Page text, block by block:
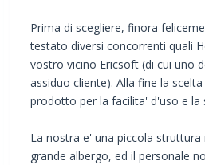
Prima di scegliere, finora
testato diversi concorrenti quali
vostro vicino Ericsoft (di cui uno
assiduo cliente). Alla fine la
prodotto per la facilita' d'uso e la
La nostra e' una piccola struttura
grande albergo, ed il personale